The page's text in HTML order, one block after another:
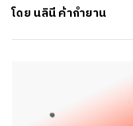
โดย นลินี ค้ากำยาน
SHARE